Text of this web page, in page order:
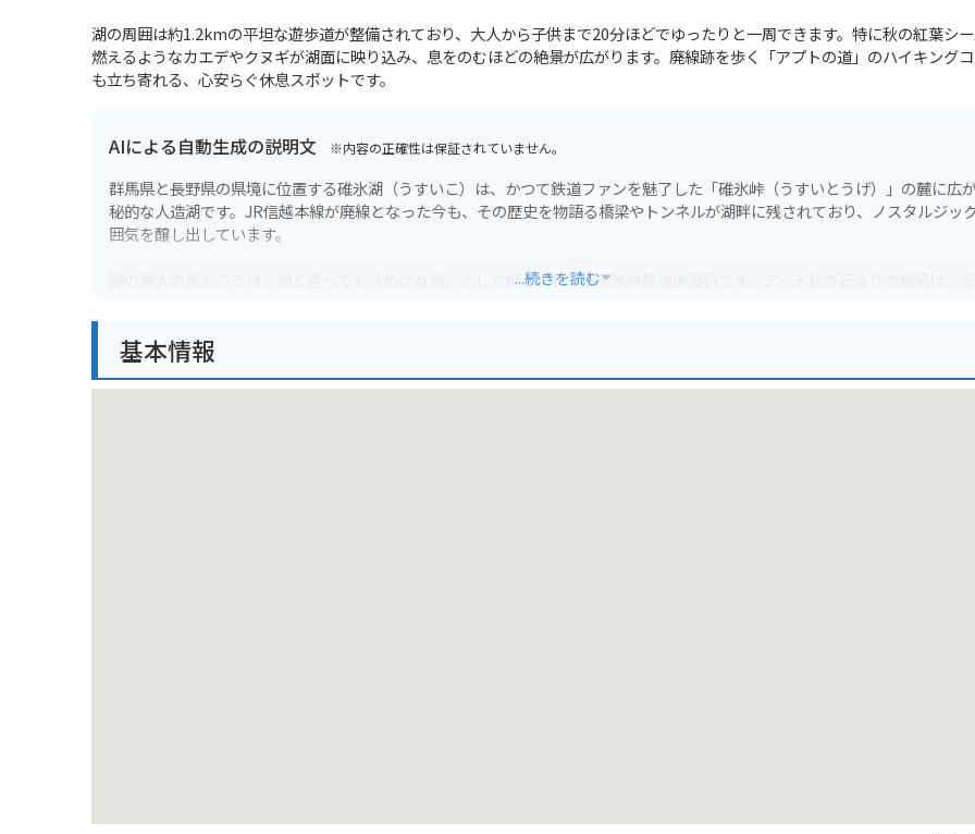
湖の周囲は約1.2kmの平坦な遊歩道が整備されており、大人から子供まで20分ほどでゆったりと一周できます。特に秋の紅葉シー
燃えるようなカエデやクヌギが湖面に映り込み、息をのむほどの絶景が広がります。廃線跡を歩く「アプトの道」のハイキング
も立ち寄れる、心安らぐ休息スポットです。
AIによる自動生成の説明文 ※内容の正確性は保証されていません。
群馬県と長野県の県境に位置する碓氷湖（うすいこ）は、かつて鉄道ファンを魅了した「碓氷峠（うすいとうげ）」の麓に広
秘的な人造湖です。JR信越本線が廃線となった今も、その歴史を物語る橋梁やトンネルが湖畔に残されており、ノスタルジッ
囲気を醸し出しています。
湖の最大の見どころは、何と言っても「めがね橋」として親しまれる旧碓氷峠鉄道施設群です。アーチ状の石造りの橋梁は、そ
ながらのドライブは格別です。湖畔の駐車場から「めがね橋」までは徒歩でアクセスできますが、周辺の林道なども探検して
...続きを読む
基本情報